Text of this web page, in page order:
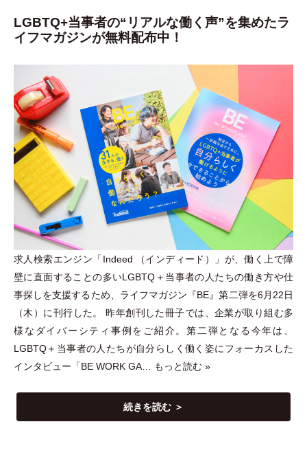
LGBTQ+当事者の“リアルな働く声”を集めたラ
イフマガジンが無料配布中！
求人検索エンジン 「Indeed （インディード ） 」 が、働く上で障
壁に直面することの多いLGBTQ＋当事者の人たちの働き方や仕
事探しを支援するため、ライフマガジン『BE』第二弾を6月22日
（木 ） に刊行した。 昨年創刊した冊子では、企業が取り組む多
様なダイバーシティ事例をご紹介。第二弾となる今年は、
LGBTQ＋当事者の人たちが自分らしく働く姿にフォーカスした
インタビュー 「BE WORK GA… もっと読む »
続きを読む ＞